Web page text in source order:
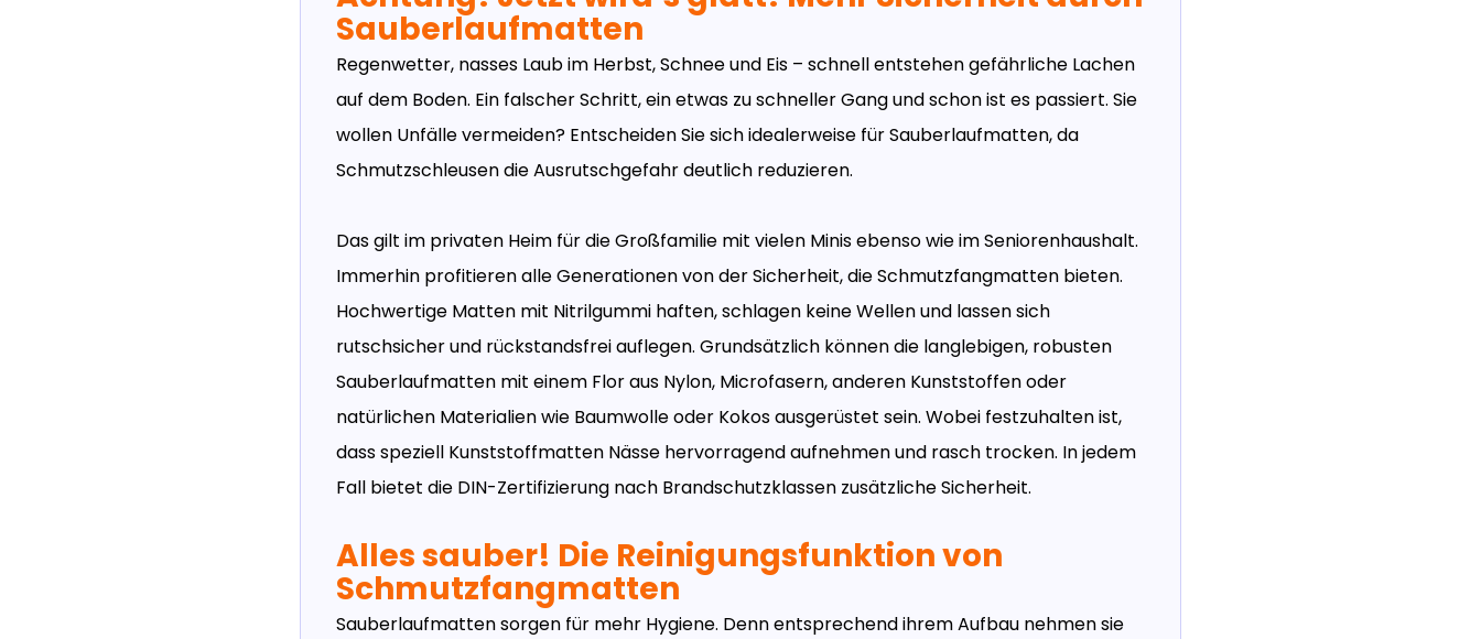
Sauberlaufmatten
Regenwetter, nasses Laub im Herbst, Schnee und Eis – schnell entstehen gefährliche Lachen
auf dem Boden. Ein falscher Schritt, ein etwas zu schneller Gang und schon ist es passiert. Sie
wollen Unfälle vermeiden? Entscheiden Sie sich idealerweise für Sauberlaufmatten, da
Schmutzschleusen die Ausrutschgefahr deutlich reduzieren.
Das gilt im privaten Heim für die Großfamilie mit vielen Minis ebenso wie im Seniorenhaushalt.
Immerhin profitieren alle Generationen von der Sicherheit, die Schmutzfangmatten bieten.
Hochwertige Matten mit Nitrilgummi haften, schlagen keine Wellen und lassen sich
rutschsicher und rückstandsfrei auflegen. Grundsätzlich können die langlebigen, robusten
Sauberlaufmatten mit einem Flor aus Nylon, Microfasern, anderen Kunststoffen oder
natürlichen Materialien wie Baumwolle oder Kokos ausgerüstet sein. Wobei festzuhalten ist,
dass speziell Kunststoffmatten Nässe hervorragend aufnehmen und rasch trocken. In jedem
Fall bietet die DIN-Zertifizierung nach Brandschutzklassen zusätzliche Sicherheit.
Alles sauber! Die Reinigungsfunktion von
Schmutzfangmatten
Sauberlaufmatten sorgen für mehr Hygiene. Denn entsprechend ihrem Aufbau nehmen sie